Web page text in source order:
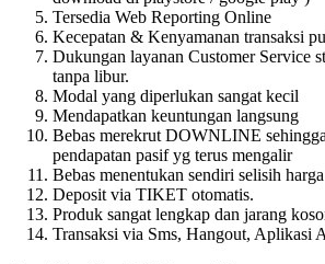
Tersedia Web Reporting Online
Kecepatan & Kenyamanan transaksi
Dukungan layanan Customer Service
tanpa libur.
Modal yang diperlukan sangat kecil
Mendapatkan keuntungan langsung
Bebas merekrut DOWNLINE
pendapatan pasif yg terus mengalir
Bebas menentukan sendiri selisih
Deposit via TIKET otomatis.
Produk sangat lengkap dan jarang
Transaksi via Sms, Hangout, Aplikasi